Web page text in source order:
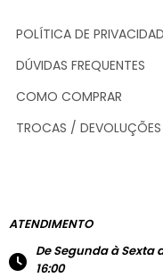
POLÍTICA DE
DÚVIDAS FREQUENTES
COMO COMPRAR
TROCAS /
ATENDIMENTO
De Segunda à Sexta
16:00